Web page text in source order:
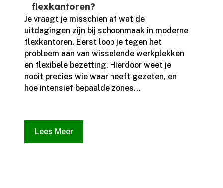
flexkantoren?
Je vraagt je misschien af wat de
uitdagingen zijn bij schoonmaak in moderne
flexkantoren.​ Eerst loop je tegen het
probleem aan van wisselende werkplekken
en flexibele bezetting.​ Hierdoor weet je
nooit precies wie waar heeft gezeten, en
hoe intensief bepaalde zones...
Lees Meer